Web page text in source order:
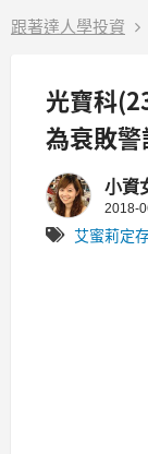
跟著達人學投資
光寶科
為衰敗
的利空，
小資
2018-
艾蜜莉定